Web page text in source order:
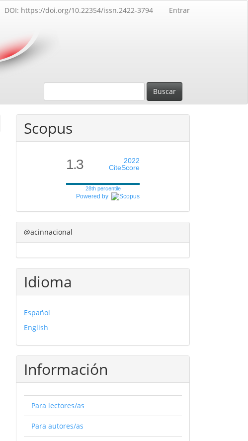
DOI: https://doi.org/10.22354/issn.2422-3794 Entrar
Buscar
Scopus
1.3
2022
CiteScore
28th percentile
Powered by
@acinnacional
Idioma
Español
English
Información
Para lectores/as
Para autores/as